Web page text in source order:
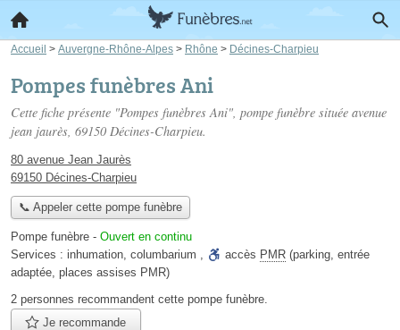
Accueil > Auvergne-Rhône-Alpes > Rhône > Décines-Charpieu
Pompes funèbres Ani
Cette fiche présente "Pompes funèbres Ani", pompe funèbre située avenue
jean jaurès, 69150 Décines-Charpieu.
80 avenue Jean Jaurès
69150 Décines-Charpieu
📞 Appeler cette pompe funèbre
Pompe funèbre - Ouvert en continu
Services : inhumation, columbarium , accès PMR (parking, entrée
adaptée, places assises PMR)
2 personnes recommandent cette pompe funèbre.
Je recommande